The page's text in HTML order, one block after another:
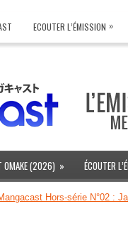
ECOUTER L’ÉMISSION »
OMAKE (2026) » ÉCOUTER
Hors-série N°02 :